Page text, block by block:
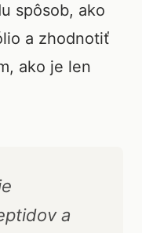
spôsob, ako
a zhodnotiť
ako je len
a